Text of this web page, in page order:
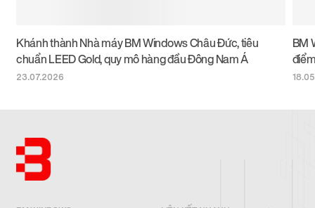
Khánh thành Nhà máy BM Windows Châu Đức, tiêu
chuẩn LEED Gold, quy mô hàng đầu Đông Nam Á
23.07.2026
BM